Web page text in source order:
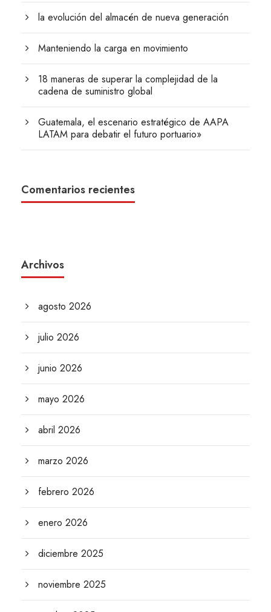
la evolución del almacén de nueva generación
Manteniendo la carga en movimiento
18 maneras de superar la complejidad de la
cadena de suministro global
Guatemala, el escenario estratégico de AAPA
LATAM para debatir el futuro portuario»
Comentarios recientes
Archivos
agosto 2026
julio 2026
junio 2026
mayo 2026
abril 2026
marzo 2026
febrero 2026
enero 2026
diciembre 2025
noviembre 2025